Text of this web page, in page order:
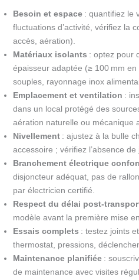
Besoin et espace: quantifiez le
fluctuations d’activité, vérifiez la
accès, aération).
Matériaux isolants : optez pour
épaisseur adaptée (≥ 100 mm
souples, rayonnage inox
Emplacement et ventilation :
dans un local protégé des
aération naturelle ou mécanique
Nivellement: ajustez à la bulle
accessoire ; vérifiez l’absence de
Branchement électrique
disjoncteur adéquat, pas de
par électricien certifié.
Respect du délai post-
modèle avant la première mise
Essais complets : testez joints
thermostat, pressions,
Maintenance planifiée:
de maintenance avec visites